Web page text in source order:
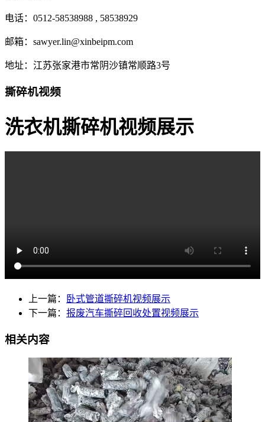
电话：0512-58538988 , 58538929
邮箱：sawyer.lin@xinbeipm.com
地址：江苏张家港市常阴沙镇常顺路3号
撕碎机视频
洗衣机撕碎机视频展示
上一篇：
卧式管道撕碎机视频展示
下一篇： 报废汽车撕碎回收处置视频展示
相关内容